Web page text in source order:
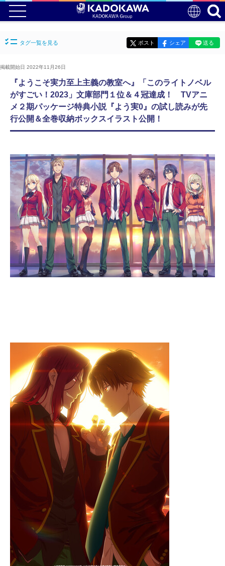
タグ一覧を見る ポスト シェア 送る
掲載開始日 2022年11月26日
『ようこそ実力至上主義の教室へ』「このライトノベル
がすごい！2023」文庫部門１位＆４冠達成！ TVアニ
メ２期パッケージ特典小説『よう実0』の試し読みが先
行公開＆全巻収納ボックスイラスト公開！